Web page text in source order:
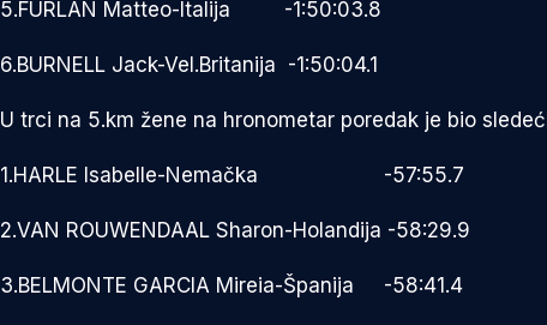
5.FURLAN Matteo-Italija -1:50:03.8
6.BURNELL Jack-Vel.Britanija -1:50:04.1
U trci na 5.km žene na hronometar poredak je bio
1.HARLE Isabelle-Nemačka -57:55.7
2.VAN ROUWENDAAL Sharon-Holandija -58:29.9
3.BELMONTE GARCIA Mireia-Španija -58:41.4